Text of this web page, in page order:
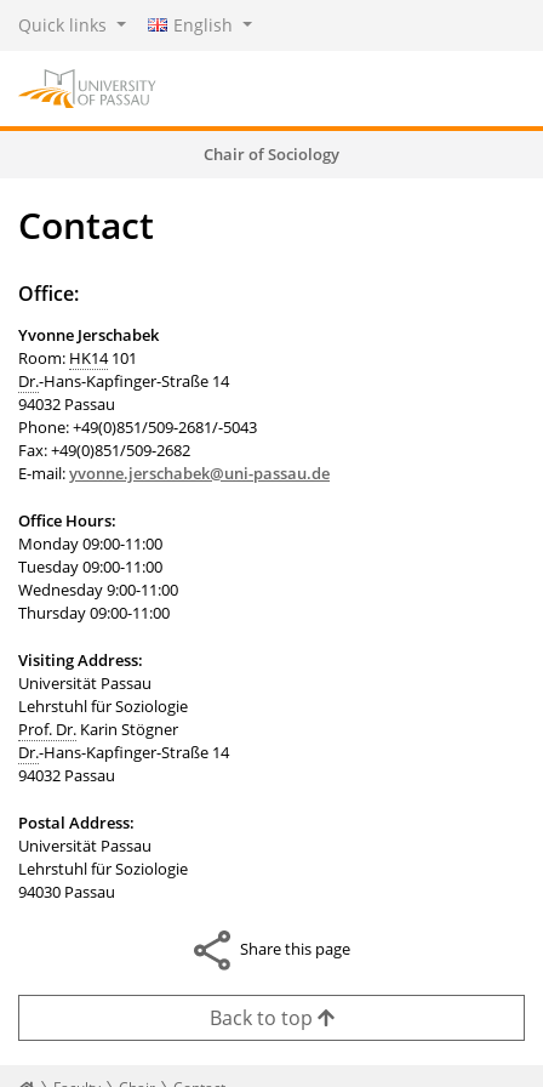
Quick links English
Chair of Sociology
Contact
Office:
Yvonne Jerschabek
Room: HK14101
Dr.-Hans-Kapfinger-Straße 14
94032 Passau
Phone: +49(0)851/509-2681/-5043
Fax: +49(0)851/509-2682
E-mail:yvonne.jerschabek@uni-passau.de
Office Hours:
Monday 09:00-11:00
Tuesday 09:00-11:00
Wednesday 9:00-11:00
Thursday 09:00-11:00
Visiting Address:
Universität Passau
Lehrstuhl für Soziologie
Prof. Dr. Karin Stögner
Dr.-Hans-Kapfinger-Straße 14
94032 Passau
Postal Address:
Universität Passau
Lehrstuhl für Soziologie
94030 Passau
Share this page
Back to top